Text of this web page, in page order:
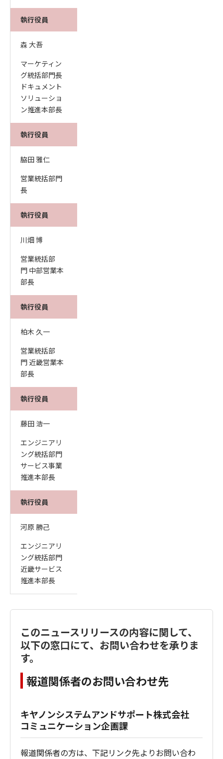
執行役員
森 大吾
マーケティン
グ統括部門長
ドキュメント
ソリューショ
ン推進本部長
執行役員
脇田 雅仁
営業統括部門
長
執行役員
川畑 博
営業統括部
門 中部営業本
部長
執行役員
柏木 久一
営業統括部
門 近畿営業本
部長
執行役員
藤田 浩一
エンジニアリ
ング統括部門
サービス事業
推進本部長
執行役員
河原 勝己
エンジニアリ
ング統括部門
近畿サービス
推進本部長
このニュースリリースの内容に関して、
以下の窓口にて、お問い合わせを承りま
す。
報道関係者のお問い合わせ先
キヤノンシステムアンドサポート株式会社
コミュニケーション企画課
報道関係者の方は、下記リンク先よりお問い合わ